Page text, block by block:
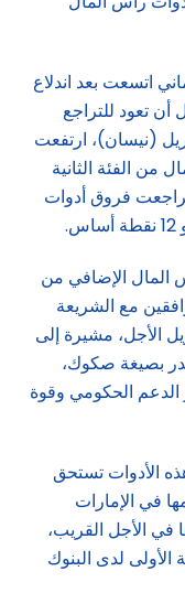
اتسعت بعد اندلاع
تعود للتراجع
(نيسان)، ارتفعت
من الفئة الثانية
تراجعت فروق أدوات
المال الإضافي من
مع الشريعة
الأجل، مشيرة إلى
تصدر بصيغة صكوك،
الدعم الحكومي وقوة
من هذه الأدوات تستحق
خلال 2026، معظمها في الإمارات
الأجل القريب،
لدى البنوك